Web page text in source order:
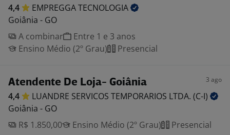
4,4 EMPREGGATECNOLOGIA
Goiânia - GO
A combinar
Entre 1 e 3 anos
Ensino Médio (2º Grau)
Presencial
Atendente De Loja- Goiânia 3 ago
4,4 LUANDRE SERVICOS TEMPORARIOS LTDA. (C-I)
Goiânia - GO
R$ 1.850,00
Ensino Médio (2º Grau)
Presencial